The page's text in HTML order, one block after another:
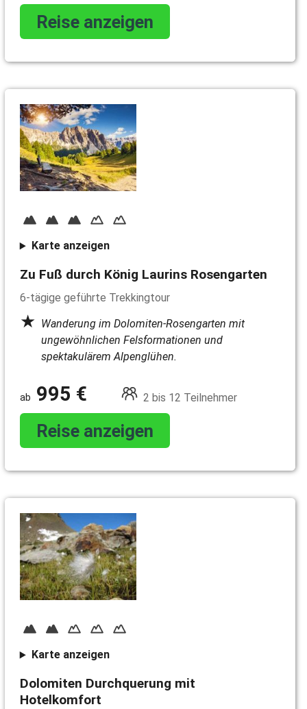
Reise anzeigen
Karte anzeigen
Zu Fuß durch König Laurins Rosengarten
6-tägige geführte Trekkingtour
Wanderung im Dolomiten-Rosengarten mit
ungewöhnlichen Felsformationen und
spektakulärem Alpenglühen.
995 € 2 bis 12 Teilnehmer
Reise anzeigen
Karte anzeigen
Dolomiten Durchquerung mit
Hotelkomfort